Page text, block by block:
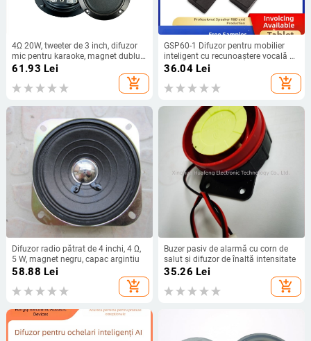
4Ω 20W, tweeter de 3 inch, difuzor
mic pentru karaoke, magnet dublu,
sunet de scenă
61.93 Lei
add_shopping_cart
GSP60-1 Difuzor pentru mobilier
inteligent cu recunoaștere vocală și
facială, difuzor compact cu
cavitate, 8 Ω, 92 dB, răspuns în
frecvențe complet
36.04Lei
add_shopping_cart
Difuzor radio pătrat de 4 inchi, 4 Ω,
5 W, magnet negru, capac argintiu
58.88 Lei
add_shopping_cart
Buzer pasiv de alarmă cu corn de
salut și difuzor de înaltă intensitate
35.26 Lei
add_shopping_cart